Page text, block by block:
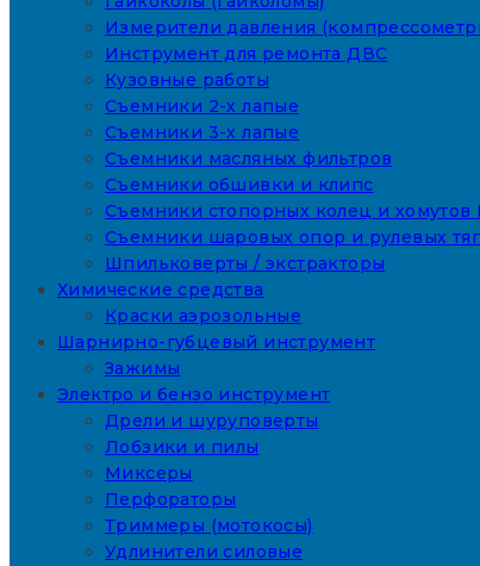
Измерители давления
Инструмент для ремонта ДВС
Кузовные работы
Съемники 2-х лапые
Съемники 3-х лапые
Съемники масляных фильтров
Съемники обшивки и клипс
Съемники стопорных колец и
Съемники шаровых опор и рулевых тяг
Шпильковерты / экстракторы
Химические средства
Краски аэрозольные
Шарнирно-губцевый инструмент
Зажимы
Электро и бензо инструмент
Дрели и шуруповерты
Лобзики и пилы
Миксеры
Перфораторы
Триммеры (мотокосы)
Удлинители силовые